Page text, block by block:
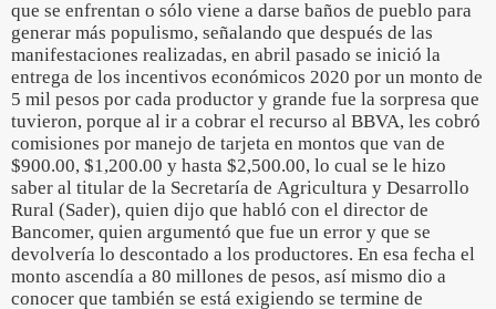
que se enfrentan o sólo viene a darse baños de pueblo para
generar más populismo, señalando que después de las
manifestaciones realizadas, en abril pasado se inició la
entrega de los incentivos económicos 2020 por un monto de
5 mil pesos por cada productor y grande fue la sorpresa que
tuvieron, porque al ir a cobrar el recurso al BBVA, les cobró
comisiones por manejo de tarjeta en montos que van de
$900.00, $1,200.00 y hasta $2,500.00, lo cual se le hizo
saber al titular de la Secretaría de Agricultura y Desarrollo
Rural (Sader), quien dijo que habló con el director de
Bancomer, quien argumentó que fue un error y que se
devolvería lo descontado a los productores. En esa fecha el
monto ascendía a 80 millones de pesos, así mismo dio a
conocer que también se está exigiendo se termine de